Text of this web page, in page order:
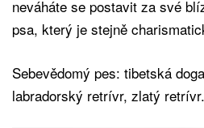
neváháte se postavit za své
psa, který je stejně
Sebevědomý pes: tibetská
labradorský retrívr, zlatý retrívr.